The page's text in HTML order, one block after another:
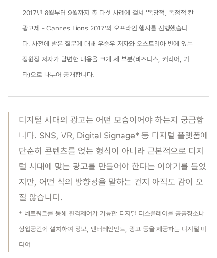
2017년 8월부터 9월까지 총 다섯 차례에 걸쳐 '독창적, 독점적 칸
광고제 - Cannes Lions 2017'의 오프라인 행사를 진행했습니
다. 사전에 받은 질문에 대해 우승우 저자와 오스트리아 빈에 있는
장원정 저자가 답변한 내용을 크게 세 부분(비즈니스, 커리어, 기
타)으로 나누어 공개합니다.
디지털 시대의 광고는 어떤 모습이어야 하는지 궁금합
니다. SNS, VR, Digital Signage* 등 디지털 플랫폼에
단순히 콘텐츠를 얹는 형식이 아니라 근본적으로 디지
털 시대에 맞는 광고를 만들어야 한다는 이야기를 들었
지만, 어떤 식의 방향성을 말하는 건지 아직도 감이 오
질 않습니다.
* 네트워크를 통해 원격제어가 가능한 디지털 디스플레이를 공공장소나
상업공간에 설치하여 정보, 엔터테인먼트, 광고 등을 제공하는 디지털 미
디어